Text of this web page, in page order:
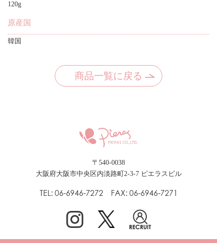
120g
原産国
韓国
商品一覧に戻る
〒540-0038
大阪府大阪市中央区内淡路町2-3-7 ピエラスビル
TEL: 06-6946-7272 FAX: 06-6946-7271